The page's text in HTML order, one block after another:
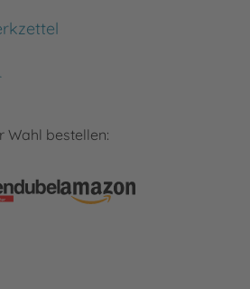
Wahl bestellen: